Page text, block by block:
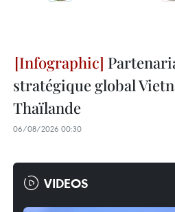
stratégique global
Thaïlande
06/08/2026 00:30
VIDEOS